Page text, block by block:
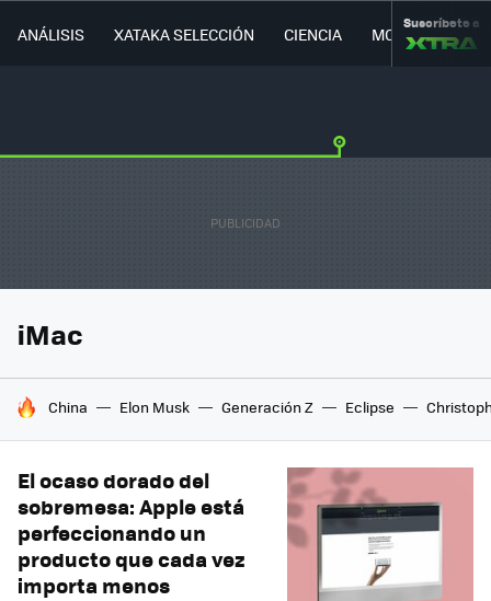
ANÁLISIS XATAKA SELECCIÓN CIENCIA MOVILIDAD
Suscríbete a
iMac
HOY SE HABLA DE
China Elon Musk Generación Z Eclipse
El ocaso dorado del
sobremesa: Apple está
perfeccionando un
producto que cada vez
importa menos